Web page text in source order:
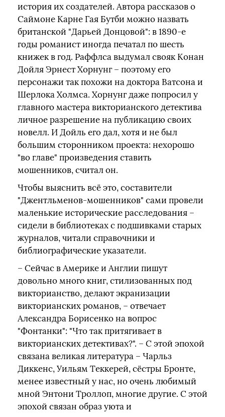
история их создателей. Автора рассказов о
Саймоне Карне Гая Бутби можно назвать
британской "Дарьей Донцовой": в 1890-е
годы романист иногда печатал по шесть
книжек в год. Раффлса выдумал свояк Конан
Дойля Эрнест Хорнунг – поэтому его
персонажи так похожи на доктора Ватсона и
Шерлока Холмса. Хорнунг даже попросил у
главного мастера викторианского детектива
личное разрешение на публикацию своих
новелл. И Дойль его дал, хотя и не был
большим сторонником проекта: нехорошо
"во главе" произведения ставить
мошенников, считал он.
Чтобы выяснить всё это, составители
"Джентльменов-мошенников" сами провели
маленькие исторические расследования –
сидели в библиотеках с подшивками старых
журналов, читали справочники и
библиографические указатели.
– Сейчас в Америке и Англии пишут
довольно много книг, стилизованных под
викторианство, делают экранизации
викторианских романов, – отвечает
Александра Борисенко на вопрос
"Фонтанки": "Что так притягивает в
викторианских детективах?". – С этой эпохой
связана великая литература – Чарльз
Диккенс, Уильям Теккерей, сёстры Бронте,
менее известный у нас, но очень любимый
мной Энтони Троллоп, многие другие. С этой
эпохой связан образ уюта и